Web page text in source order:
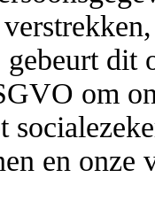
gebeurt
om
en